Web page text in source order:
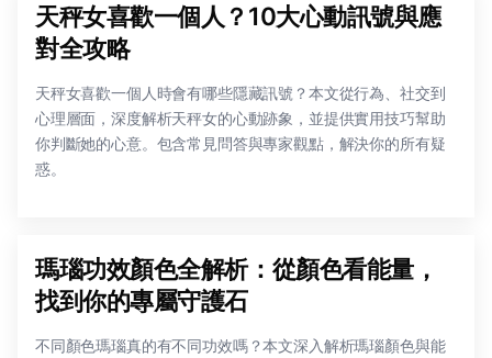
天秤女喜歡一個人？10大心動訊號與應
對全攻略
天秤女喜歡一個人時會有哪些隱藏訊號？本文從行為、社交到
心理層面，深度解析天秤女的心動跡象，並提供實用技巧幫助
你判斷她的心意。包含常見問答與專家觀點，解決你的所有疑
惑。
瑪瑙功效顏色全解析：從顏色看能量，
找到你的專屬守護石
不同顏色瑪瑙真的有不同功效嗎？本文深入解析瑪瑙顏色與能